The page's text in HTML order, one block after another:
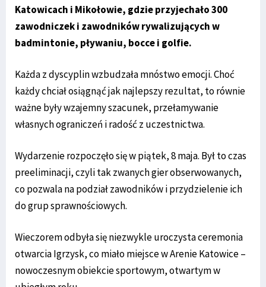
Katowicach i Mikołowie, gdzie przyjechało 300
zawodniczek i zawodników rywalizujących w
badmintonie, pływaniu, bocce i golfie.
Każda z dyscyplin wzbudzała mnóstwo emocji. Choć
każdy chciał osiągnąć jak najlepszy rezultat, to równie
ważne były wzajemny szacunek, przełamywanie
własnych ograniczeń i radość z uczestnictwa.
Wydarzenie rozpoczęło się w piątek, 8 maja. Był to czas
preeliminacji, czyli tak zwanych gier obserwowanych,
co pozwala na podział zawodników i przydzielenie ich
do grup sprawnościowych.
Wieczorem odbyła się niezwykle uroczysta ceremonia
otwarcia Igrzysk, co miało miejsce w Arenie Katowice –
nowoczesnym obiekcie sportowym, otwartym w